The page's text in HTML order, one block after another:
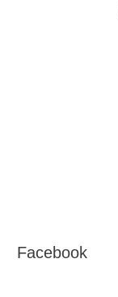
Facebook